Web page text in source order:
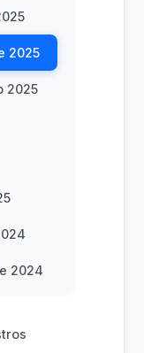
2025
2025
2024